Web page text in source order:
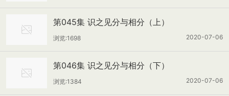
第045集 识之见分与相分（上）
2020-07-06
浏览:1698
第046集 识之见分与相分（下）
2020-07-06
浏览:1384